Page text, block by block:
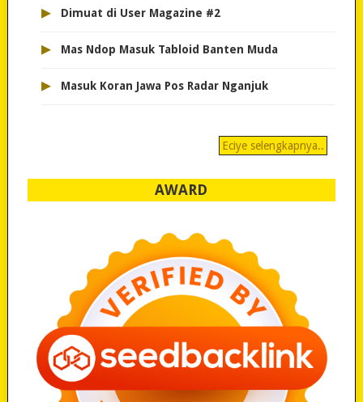
▸ Dimuat di User Magazine #2
▸ Mas Ndop Masuk Tabloid Banten Muda
▸ Masuk Koran Jawa Pos Radar Nganjuk
Eciye selengkapnya..
AWARD